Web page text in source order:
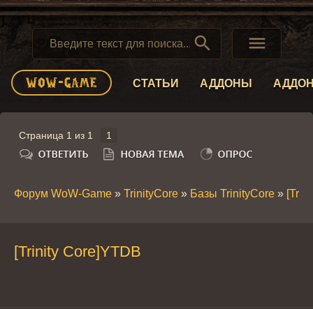
 
СТАТЬИ АДДОНЫ
Страница 1 из 1 1
Форум WoW-Game » TrinityCore » Базы TrinityCore »
[Trinity Core]YTDB